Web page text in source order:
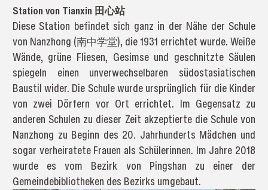
Station von Tianxin 田心站
Diese Station befindet sich ganz in der Nähe der Schule
von Nanzhong (南中学堂), die 1931 errichtet wurde. Weiße
Wände, grüne Fliesen, Gesimse und geschnitzte Säulen
spiegeln einen unverwechselbaren südostasiatischen
Baustil wider. Die Schule wurde ursprünglich für die Kinder
von zwei Dörfern vor Ort errichtet. Im Gegensatz zu
anderen Schulen zu dieser Zeit akzeptierte die Schule von
Nanzhong zu Beginn des 20. Jahrhunderts Mädchen und
sogar verheiratete Frauen als Schülerinnen. Im Jahre 2018
wurde es vom Bezirk von Pingshan zu einer der
Gemeindebibliotheken des Bezirks umgebaut.